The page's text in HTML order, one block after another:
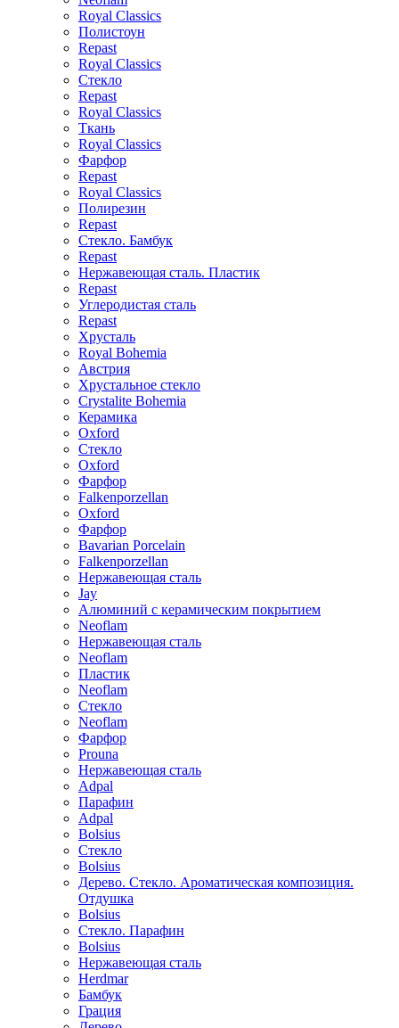
Royal Classics
Полистоун
Repast
Royal Classics
Стекло
Repast
Royal Classics
Ткань
Royal Classics
Фарфор
Repast
Royal Classics
Полирезин
Repast
Стекло. Бамбук
Repast
Нержавеющая сталь. Пластик
Repast
Углеродистая сталь
Repast
Хрусталь
Royal Bohemia
Австрия
Хрустальное стекло
Crystalite Bohemia
Керамика
Oxford
Стекло
Oxford
Фарфор
Falkenporzellan
Oxford
Фарфор
Bavarian Porcelain
Falkenporzellan
Нержавеющая сталь
Jay
Алюминий с керамическим покрытием
Neoflam
Нержавеющая сталь
Neoflam
Пластик
Neoflam
Стекло
Neoflam
Фарфор
Prouna
Нержавеющая сталь
Adpal
Парафин
Adpal
Bolsius
Стекло
Bolsius
Дерево. Стекло. Ароматическая композиция.
Отдушка
Bolsius
Стекло. Парафин
Bolsius
Нержавеющая сталь
Herdmar
Бамбук
Грация